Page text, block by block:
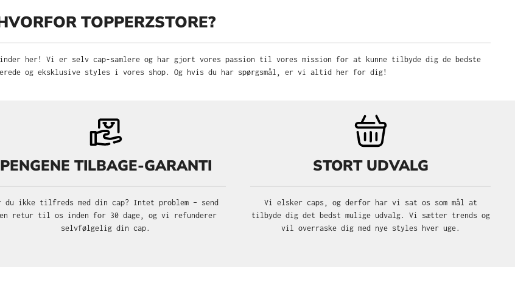
TOPPERZSTORE?
finder her! Vi er selv cap-samlere og har gjort vores passion til vores mission for at kunne tilbyde dig de bedste
og eksklusive styles i vores shop. Og hvis du har spørgsmål, er vi altid her for dig!
PENGENE TILBAGE-GARANTI
du ikke tilfreds med din cap? Intet problem – send
retur til os inden for 30 dage, og vi refunderer
selvfølgelig din cap.
STORT UDVALG
Vi elsker caps, og derfor har vi sat os som mål at
tilbyde dig det bedst mulige udvalg. Vi sætter trends og
vil overraske dig med nye styles hver uge.